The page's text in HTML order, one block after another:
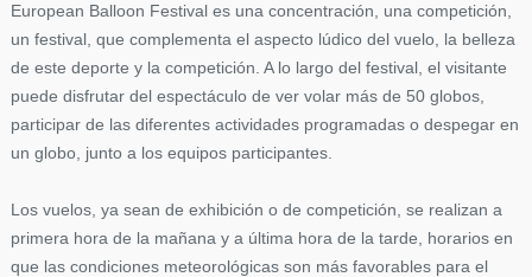
European Balloon Festival es una concentración, una competición,
un festival, que complementa el aspecto lúdico del vuelo, la belleza
de este deporte y la competición. A lo largo del festival, el visitante
puede disfrutar del espectáculo de ver volar más de 50 globos,
participar de las diferentes actividades programadas o despegar en
un globo, junto a los equipos participantes.
Los vuelos, ya sean de exhibición o de competición, se realizan a
primera hora de la mañana y a última hora de la tarde, horarios en
que las condiciones meteorológicas son más favorables para el